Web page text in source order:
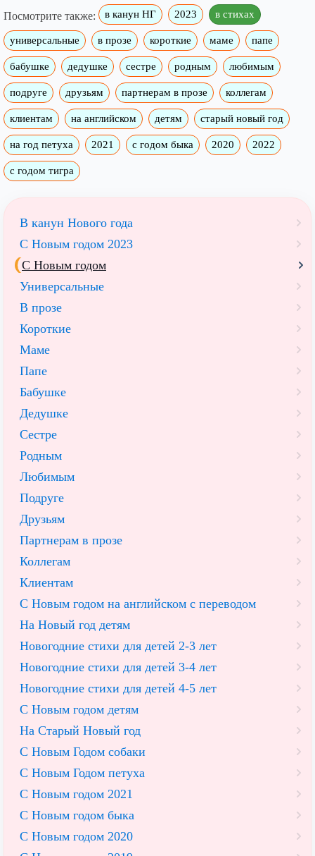
Посмотрите также: в канун НГ 2023 в стихах
универсальные в прозе короткие маме папе
бабушке дедушке сестре родным любимым
подруге друзьям партнерам в прозе коллегам
клиентам на английском детям старый новый год
на год петуха 2021 с годом быка 2020 2022
с годом тигра
В канун Нового года
С Новым годом 2023
С Новым годом
Универсальные
В прозе
Короткие
Маме
Папе
Бабушке
Дедушке
Сестре
Родным
Любимым
Подруге
Друзьям
Партнерам в прозе
Коллегам
Клиентам
С Новым годом на английском с переводом
На Новый год детям
Новогодние стихи для детей 2-3 лет
Новогодние стихи для детей 3-4 лет
Новогодние стихи для детей 4-5 лет
С Новым годом детям
На Старый Новый год
С Новым Годом собаки
С Новым Годом петуха
С Новым годом 2021
С Новым годом быка
С Новым годом 2020